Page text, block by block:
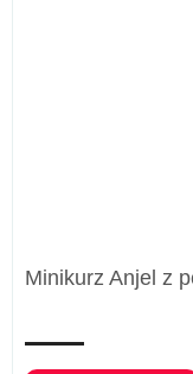
Minikurz Anjel z